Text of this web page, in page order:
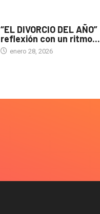
“EL DIVORCIO DEL AÑO”
reflexión con un ritmo...
enero 28, 2026